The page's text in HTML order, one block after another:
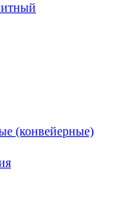
(конвейерные)